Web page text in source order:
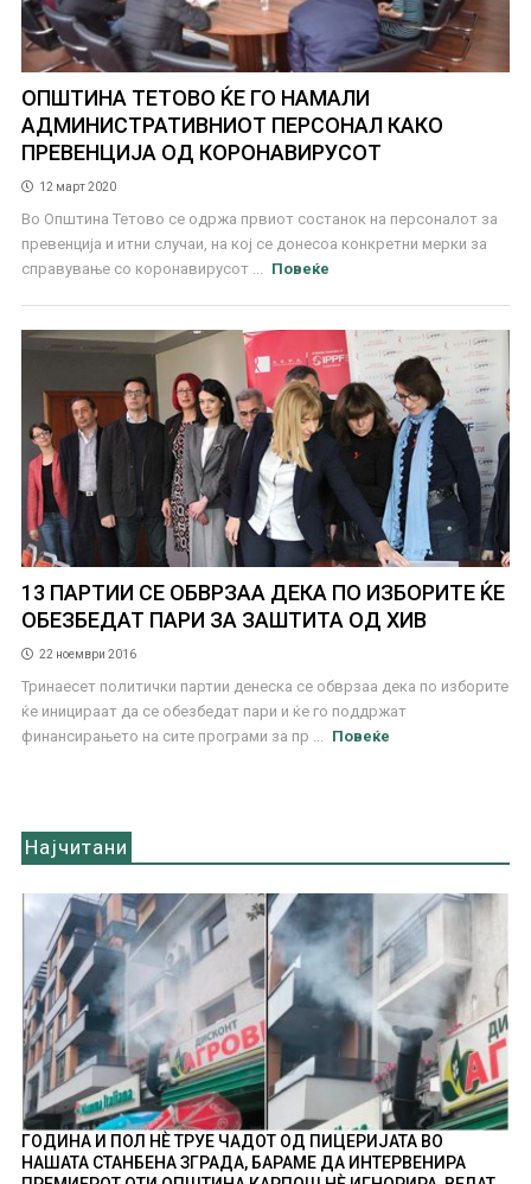
ОПШТИНА ТЕТОВО ЌЕ ГО НАМАЛИ
АДМИНИСТРАТИВНИОТ ПЕРСОНАЛ КАКО
ПРЕВЕНЦИЈА ОД КОРОНАВИРУСОТ
12 март 2020
Во Општина Тетово се одржа првиот состанок на персоналот за
превенција и итни случаи, на кој се донесоа конкретни мерки за
справување со коронавирусот ...
Повеќе
13 ПАРТИИ СЕ ОБВРЗАА ДЕКА ПО ИЗБОРИТЕ ЌЕ
ОБЕЗБЕДАТ ПАРИ ЗА ЗАШТИТА ОД ХИВ
22 ноември 2016
Тринаесет политички партии денеска се обврзаа дека по изборите
ќе иницираат да се обезбедат пари и ќе го поддржат
финансирањето на сите програми за пр ...
Повеќе
Најчитани
ГОДИНА И ПОЛ НÈ ТРУЕ ЧАДОТ ОД ПИЦЕРИЈАТА ВО
НАШАТА СТАНБЕНА ЗГРАДА, БАРАМЕ ДА ИНТЕРВЕНИРА